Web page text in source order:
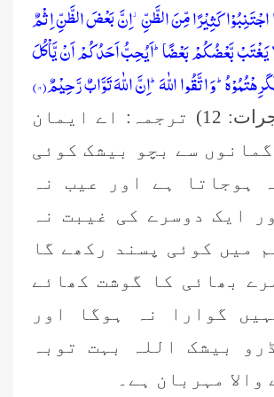
اجْتَنِبُوْا كَثِیْرًا مِّنَ الظَّنِّ٘-اِنَّ بَعْضَ الظَّنِّ اِثْمٌ
یَغْتَبْ بَّعْضُكُمْ بَعْضًاؕ-اَیُحِبُّ اَحَدُكُمْ اَنْ یَّاْكُلَ
وَ اتَّقُوا اللّٰهَؕ-اِنَّ اللّٰهَ تَوَّابٌ رَّحِیْمٌ(۱۲)
(پ 26، الحجرات: 12) ترجمہ: اے ایمان
سے بچو بیشک کوئی
ہوجاتا ہے اور عیب نہ
ایک دوسرے کی غیبت نہ
میں کوئی پسند رکھے گا
بھائی کا گوشت کھائے
گوارا نہ ہوگا اور
بیشک اللہ بہت توبہ
والا مہربان ہے۔